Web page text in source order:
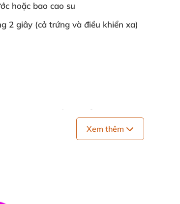
hoặc bao cao su
2 giây (cả trứng và điều khiển xa)
có rung điều khiển xa
khoái cảm cho cả nam và nữ
mùi
Xem thêm